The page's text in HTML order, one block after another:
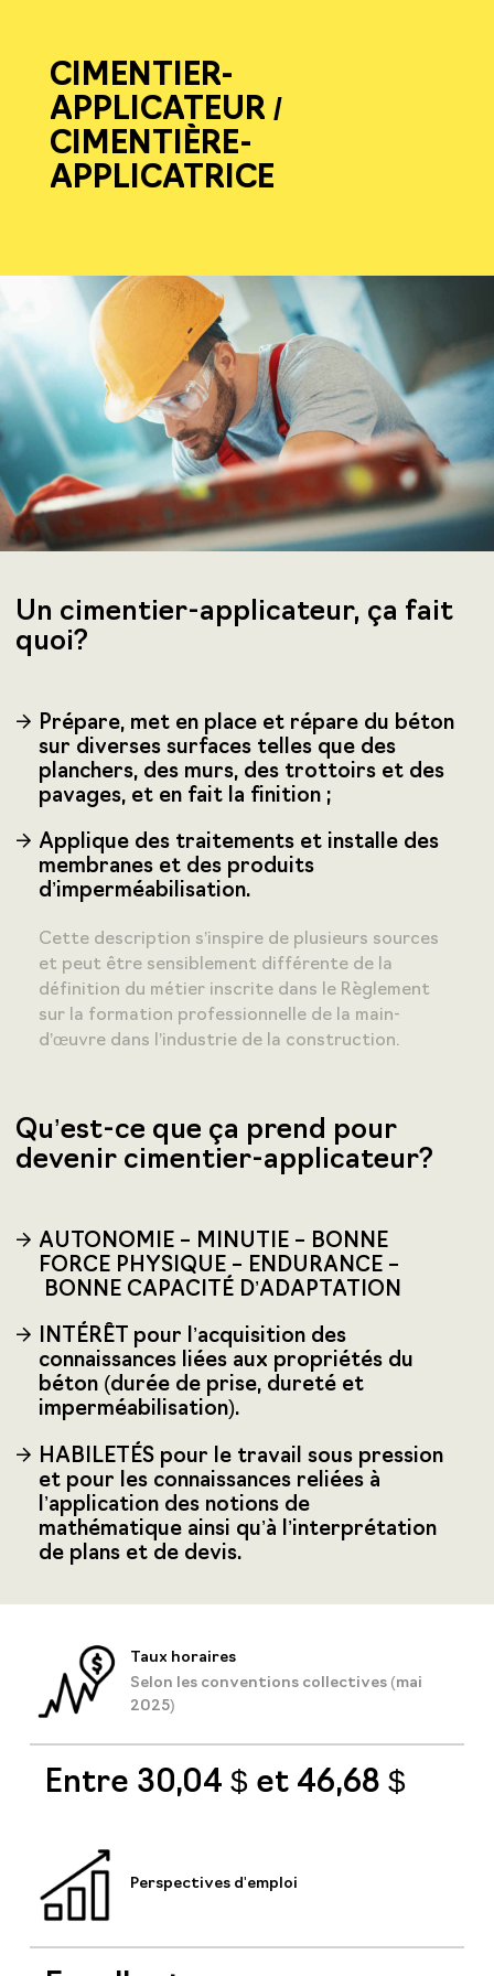
CIMENTIER-
APPLICATEUR /
CIMENTIÈRE-
APPLICATRICE
Un cimentier-applicateur, ça fait
quoi?
Prépare, met en place et répare du béton
sur diverses surfaces telles que des
planchers, des murs, des trottoirs et des
pavages, et en fait la finition ;
Applique des traitements et installe des
membranes et des produits
d’imperméabilisation.
Cette description s’inspire de plusieurs sources
et peut être sensiblement différente de la
définition du métier inscrite dans le Règlement
sur la formation professionnelle de la main-
d’œuvre dans l’industrie de la construction.
Qu’est-ce que ça prend pour
devenir cimentier-applicateur?
AUTONOMIE – MINUTIE – BONNE
FORCE PHYSIQUE – ENDURANCE –
BONNE CAPACITÉ D’ADAPTATION
INTÉRÊT pour l’acquisition des
connaissances liées aux propriétés du
béton (durée de prise, dureté et
imperméabilisation).
HABILETÉS pour le travail sous pression
et pour les connaissances reliées à
l’application des notions de
mathématique ainsi qu’à l’interprétation
de plans et de devis.
Taux horaires
Selon les conventions collectives (mai
2025)
Entre 30,04 $ et 46,68 $
Perspectives d'emploi